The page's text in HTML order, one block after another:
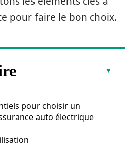
pour faire le bon choix.
pour choisir un
auto électrique